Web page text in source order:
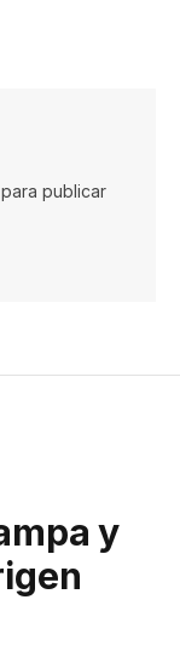
para publicar
y